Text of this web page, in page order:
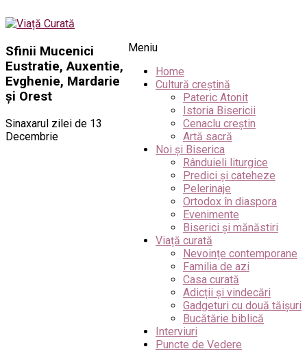
Meniu
Home
Cultură creștină
Pateric Atonit
Istoria Bisericii
Cenaclu creștin
Artă sacră
Noi și Biserica
Rânduieli liturgice
Predici și cateheze
Pelerinaje
Ortodox în diaspora
Evenimente
Biserici și mănăstiri
Viață curată
Nevoințe contemporane
Familia de azi
Casa curată
Adicții și vindecări
Gadgeturi cu două tăișuri
Bucătărie biblică
Interviuri
Puncte de Vedere
Sfinii Mucenici
Eustratie, Auxentie,
Evghenie, Mardarie
și Orest
Sinaxarul zilei de 13
Decembrie